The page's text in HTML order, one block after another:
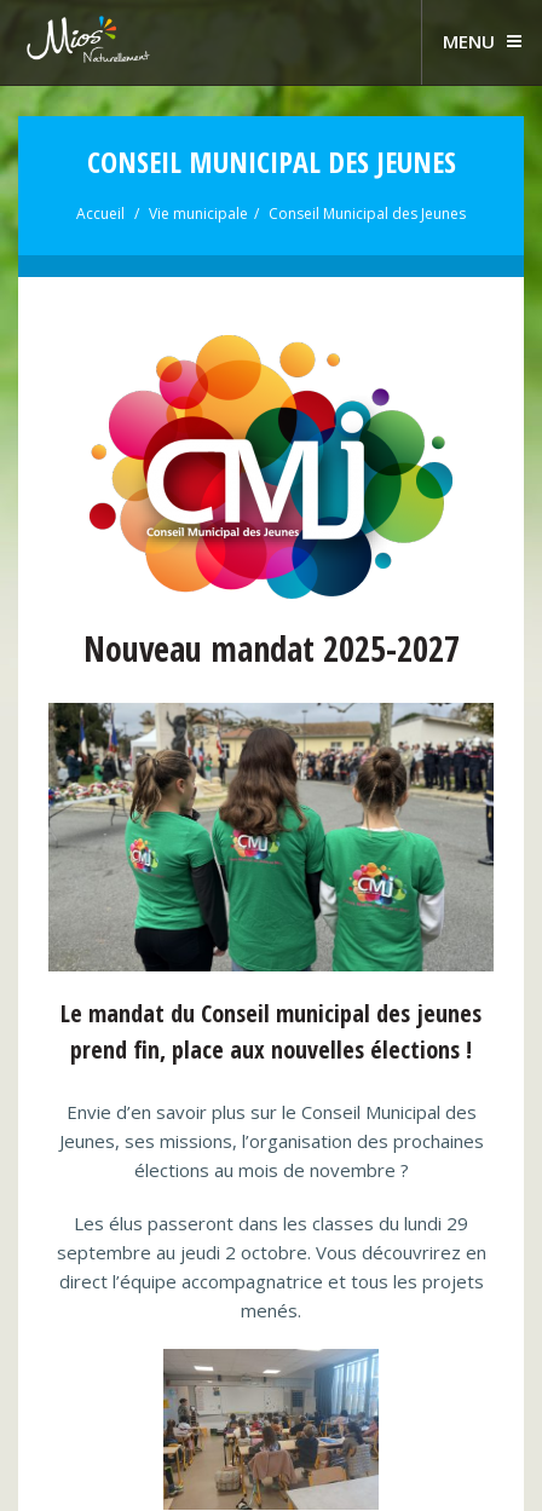
MENU
CONSEIL MUNICIPAL DES JEUNES
Accueil Vie municipale Conseil Municipal des Jeunes
Nouveau mandat 2025-2027
Le mandat du Conseil municipal des jeunes
prend fin, place aux nouvelles élections !
Envie d’en savoir plus sur le Conseil Municipal des
Jeunes, ses missions, l’organisation des prochaines
élections au mois de novembre ?
Les élus passeront dans les classes du lundi 29
septembre au jeudi 2 octobre. Vous découvrirez en
direct l’équipe accompagnatrice et tous les projets
menés.